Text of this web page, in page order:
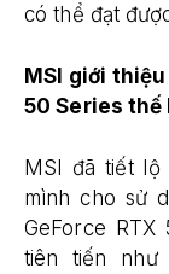
có thể đạt
MSI giới
50 Series thế
MSI đã tiết lộ
mình cho sử
GeForce
tiên tiến như